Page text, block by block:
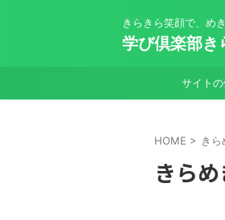
きらきら笑顔で、め
学び倶楽部き
サイト
HOME > きら
きらめ